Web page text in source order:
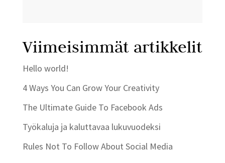
Viimeisimmät artikkelit
Hello world!
4 Ways You Can Grow Your Creativity
The Ultimate Guide To Facebook Ads
Työkaluja ja kaluttavaa lukuvuodeksi
Rules Not To Follow About Social Media